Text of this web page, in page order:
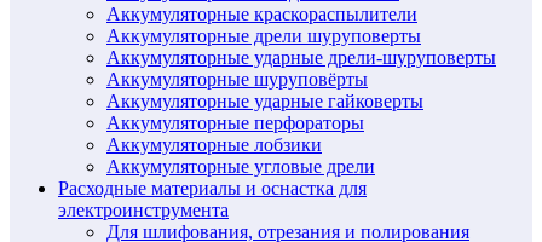
Аккумуляторные краскораспылители
Аккумуляторные дрели шуруповерты
Аккумуляторные ударные дрели-шуруповерты
Аккумуляторные шуруповёрты
Аккумуляторные ударные гайковерты
Аккумуляторные перфораторы
Аккумуляторные лобзики
Аккумуляторные угловые дрели
Расходные материалы и оснастка для
электроинструмента
Для шлифования, отрезания и полирования